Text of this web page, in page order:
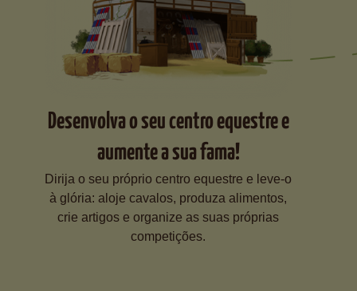
Desenvolva o seu centro equestre e
aumente a sua fama!
Dirija o seu próprio centro equestre e leve-o
à glória: aloje cavalos, produza alimentos,
crie artigos e organize as suas próprias
competições.